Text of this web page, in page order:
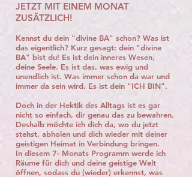
JETZT MIT EINEM MONAT
ZUSÄTZLICH!
Kennst du dein "divine BA" schon? Was ist
das eigentlich? Kurz gesagt: dein "divine
BA" bist du! Es ist dein inneres Wesen,
deine Seele. Es ist das, was ewig und
unendlich ist. Was immer schon da war und
immer da sein wird. Es ist dein "ICH BIN".
Doch in der Hektik des Alltags ist es gar
nicht so einfach, dir genau das zu bewahren.
Deshalb möchte ich dich da, wo du jetzt
stehst, abholen und dich wieder mit deiner
geistigen Heimat in Verbindung bringen.
In diesem 7- Monats Programm werde ich
Räume für dich und deine geistige Welt
öffnen, sodass du (wieder) erkennst, was